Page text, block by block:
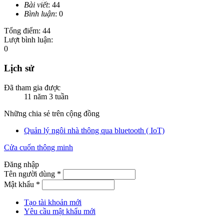
Bài viết: 44
Bình luận: 0
Tổng điểm: 44
Lượt bình luận:
0
Lịch sử
Đã tham gia được
11 năm 3 tuần
Những chia sẻ trên cộng đồng
Quản lý ngôi nhà thông qua bluetooth ( IoT)
Cửa cuốn thông minh
Đăng nhập
Tên người dùng *
Mật khẩu *
Tạo tài khoản mới
Yêu cầu mật khẩu mới